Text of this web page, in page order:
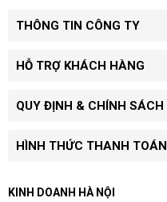
THÔNG TIN CÔNG TY
HỖ TRỢ KHÁCH HÀNG
QUY ĐỊNH & CHÍNH SÁCH
HÌNH THỨC THANH TOÁN
KINH DOANH HÀ NỘI